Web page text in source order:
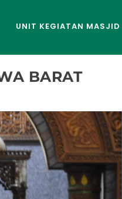
UNIT KEGIATAN MASJID
BARAT